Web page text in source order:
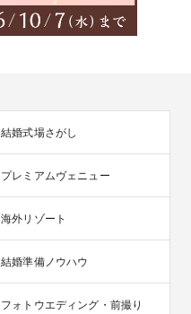
結婚式場さがし
プレミアムヴェニュー
海外リゾート
結婚準備ノウハウ
フォトウエディング・前撮り